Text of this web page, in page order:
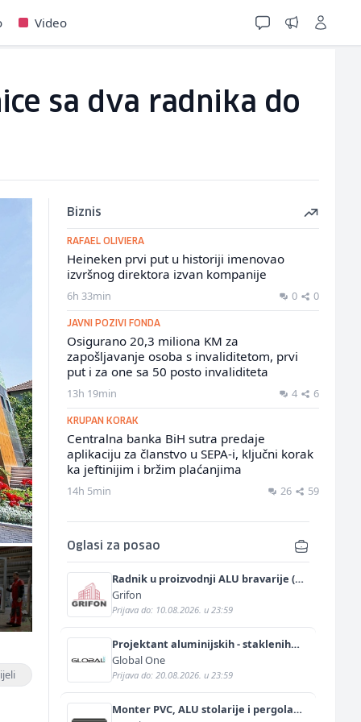
Video
sa dva radnika do
Biznis
RAFAEL OLIVIERA
Heineken prvi put u historiji imenovao
izvršnog direktora izvan kompanije
6h 33min 0 0
JAVNI POZIVI FONDA
Osigurano 20,3 miliona KM za
zapošljavanje osoba s invaliditetom, prvi
put i za one sa 50 posto invaliditeta
13h 19min 4 6
KRUPAN KORAK
Centralna banka BiH sutra predaje
aplikaciju za članstvo u SEPA-i, ključni korak
ka jeftinijim i bržim plaćanjima
14h 5min 26 59
Oglasi za posao
Radnik u proizvodnji ALU bravarije (m/
ž)
Grifon
Prijava do: 10.08.2026. u 23:59
Projektant aluminijskih - staklenih
fasada (m/ž)
Global One
Prijava do: 20.08.2026. u 23:59
Monter PVC, ALU stolarije i pergola